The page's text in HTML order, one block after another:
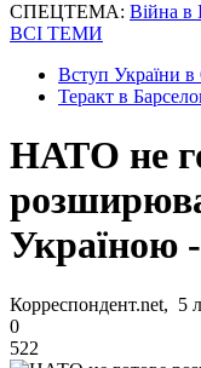
СПЕЦТЕМА: Війна в
ВСІ ТЕМИ
Вступ України
Теракт в
НАТО не
Україною
Корреспондент.net, 5
0
522